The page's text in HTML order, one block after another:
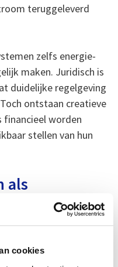
cookies
teruggeleverd
zelfs energie-
maken. Juridisch is
duidelijke regelgeving
ontstaan creatieve
financieel worden
stellen van hun
als
bouwen markeert